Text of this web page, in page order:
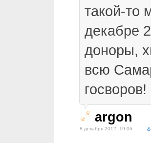
такой-то
декабре
доноры,
всю
госворов!
argon
8 декабря 2012, 19:06